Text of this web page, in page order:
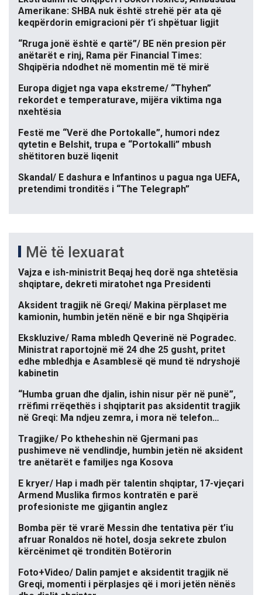
Amerikane: SHBA nuk është strehë për ata që
keqpërdorin emigracioni për t’i shpëtuar ligjit
“Rruga jonë është e qartë”/ BE nën presion për
anëtarët e rinj, Rama për Financial Times:
Shqipëria ndodhet në momentin më të mirë
Europa digjet nga vapa ekstreme/ “Thyhen”
rekordet e temperaturave, mijëra viktima nga
nxehtësia
Festë me “Verë dhe Portokalle”, humori ndez
qytetin e Belshit, trupa e “Portokalli” mbush
shëtitoren buzë liqenit
Skandal/ E dashura e Infantinos u pagua nga UEFA,
pretendimi tronditës i “The Telegraph”
Më të lexuarat
Vajza e ish-ministrit Beqaj heq dorë nga shtetësia
shqiptare, dekreti miratohet nga Presidenti
Aksident tragjik në Greqi/ Makina përplaset me
kamionin, humbin jetën nënë e bir nga Shqipëria
Ekskluzive/ Rama mbledh Qeverinë në Pogradec.
Ministrat raportojnë më 24 dhe 25 gusht, pritet
edhe mbledhja e Asamblesë që mund të ndryshojë
kabinetin
“Humba gruan dhe djalin, ishin nisur për në punë”,
rrëfimi rrëqethës i shqiptarit pas aksidentit tragjik
në Greqi: Ma ndjeu zemra, i mora në telefon…
Tragjike/ Po ktheheshin në Gjermani pas
pushimeve në vendlindje, humbin jetën në aksident
tre anëtarët e familjes nga Kosova
E kryer/ Hap i madh për talentin shqiptar, 17-vjeçari
Armend Muslika firmos kontratën e parë
profesioniste me gjigantin anglez
Bomba për të vrarë Messin dhe tentativa për t’iu
afruar Ronaldos në hotel, dosja sekrete zbulon
kërcënimet që tronditën Botërorin
Foto+Video/ Dalin pamjet e aksidentit tragjik në
Greqi, momenti i përplasjes që i mori jetën nënës